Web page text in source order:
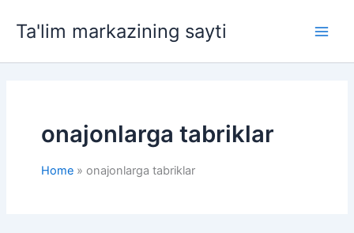
Ta'lim markazining sayti
onajonlarga tabriklar
Home onajonlarga tabriklar